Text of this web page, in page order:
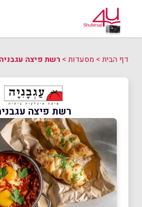
דף הבית> מסעדות> רשת פיצה עגבניה
רשת פיצה